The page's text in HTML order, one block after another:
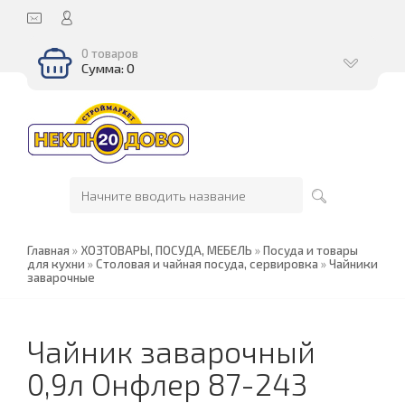
0 товаров
Сумма: 0
Главная » ХОЗТОВАРЫ, ПОСУДА, МЕБЕЛЬ »Посуда и товары
для кухни »Столовая и чайная посуда, сервировка »Чайники
заварочные
Чайник заварочный
0,9л Онфлер 87-243